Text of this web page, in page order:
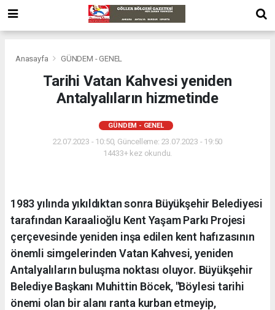
Anasayfa GÜNDEM - GENEL
Tarihi Vatan Kahvesi yeniden
Antalyalıların hizmetinde
GÜNDEM - GENEL
22.07.2023 - 10:50, Güncelleme: 23.07.2023 - 19:50
14433+ kez okundu.
1983 yılında yıkıldıktan sonra Büyükşehir Belediyesi
tarafından Karaalioğlu Kent Yaşam Parkı Projesi
çerçevesinde yeniden inşa edilen kent hafızasının
önemli simgelerinden Vatan Kahvesi, yeniden
Antalyalıların buluşma noktası oluyor. Büyükşehir
Belediye Başkanı Muhittin Böcek, "Böylesi tarihi
önemi olan bir alanı ranta kurban etmeyip,